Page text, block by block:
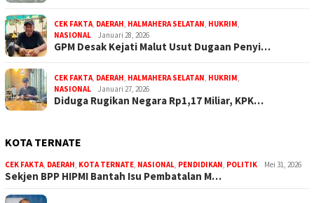
CEK FAKTA, DAERAH, HALMAHERA SELATAN, HUKRIM,
NASIONAL
Januari 28, 2026
GPM Desak Kejati Malut Usut Dugaan Penyi…
CEK FAKTA, DAERAH, HALMAHERA SELATAN, HUKRIM,
NASIONAL
Januari 27, 2026
Diduga Rugikan Negara Rp1,17 Miliar, KPK…
KOTA TERNATE
CEK FAKTA, DAERAH, KOTA TERNATE, NASIONAL, PENDIDIKAN, POLITIK Mei 31, 2026
Sekjen BPP HIPMI Bantah Isu Pembatalan M…